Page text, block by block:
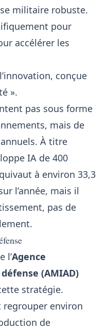
militaire robuste.
pour
accélérer les
conçue
».
pas sous forme
mais de
À titre
IA de 400
à environ 33,3
l’année, mais il
pas de
l’Agence
(AMIAD)
stratégie.
regrouper environ
de